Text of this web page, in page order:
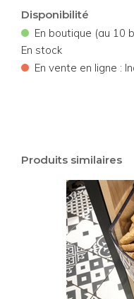
Disponibilité
• En boutique (au 10
En stock
• En vente en ligne :
Produits similaires